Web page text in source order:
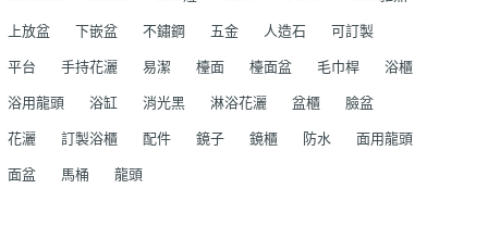
上放盆 下嵌盆 不鏽鋼 五金 人造石 可訂製
平台 手持花灑 易潔 檯面 檯面盆 毛巾桿 浴櫃
浴用龍頭 浴缸 消光黑 淋浴花灑 盆櫃 臉盆
花灑 訂製浴櫃 配件 鏡子 鏡櫃 防水 面用龍頭
面盆 馬桶 龍頭